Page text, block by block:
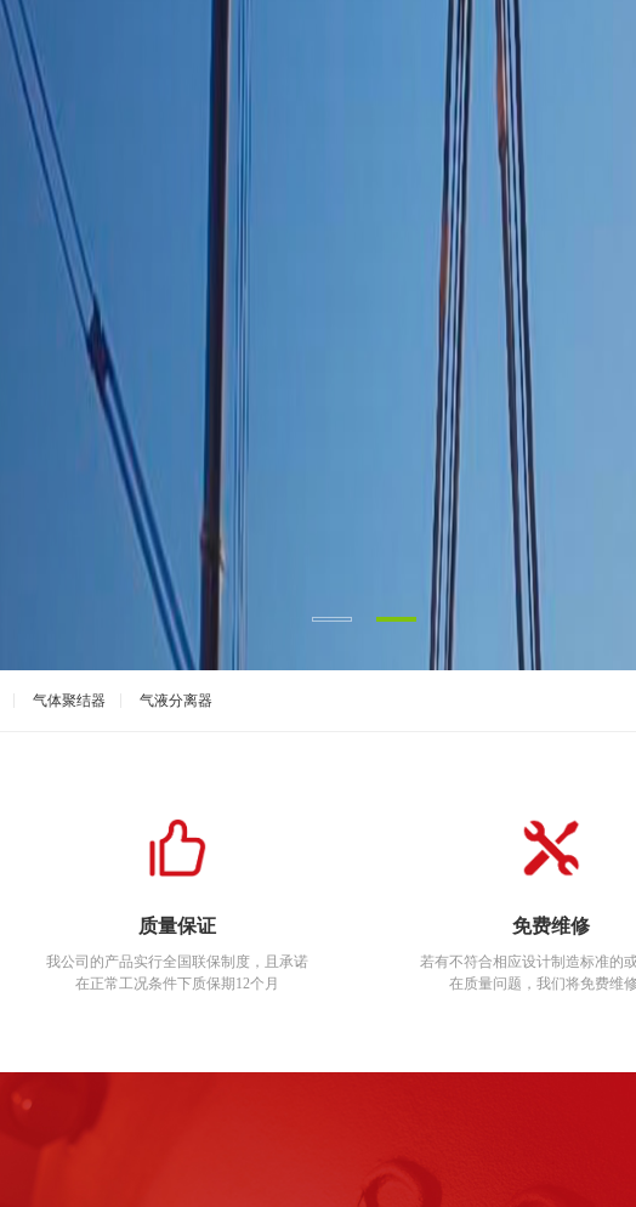
气体聚结器 气液分离器
质量保证
我公司的产品实行全国联保制度，且承诺
在正常工况条件下质保期12个月
免费维修
若有不符合相应设计制造标准的
在质量问题，我们将免费维